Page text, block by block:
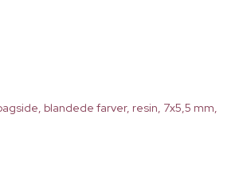
blandede farver, resin, 7x5,5 mm,